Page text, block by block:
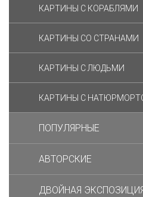
КАРТИНЫ С КОРАБЛЯМИ
КАРТИНЫ СО СТРАНАМИ
КАРТИНЫ С ЛЮДЬМИ
КАРТИНЫ С
ПОПУЛЯРНЫЕ
АВТОРСКИЕ
ДВОЙНАЯ